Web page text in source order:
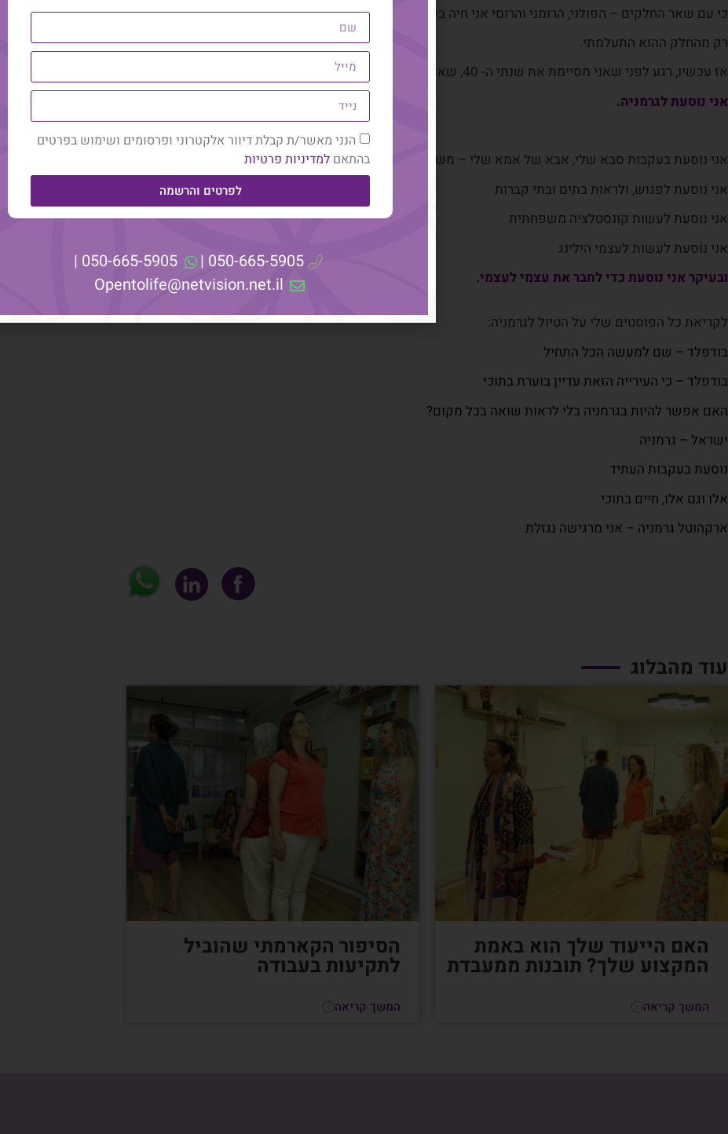
כי עם שאר החלקים – הפולני, הרומני והרוסי אני חיה בשלום כבר 40 שנה.
רק מהחלק ההוא התעלמתי.
אז עכשיו, רגע לפני שאני מסיימת את שנתי ה- 40, שאותה התחלתי בטיול רוחני לאנגליה
אני נוסעת לגרמניה.
אני נוסעת בעקבות סבא שלי, אבא של אמא שלי – משפחת פרויידנברג.
אני נוסעת לפגוש, ולראות בתים ובתי קברות
אני נוסעת לעשות קונסטלציה משפחתית
אני נוסעת לעשות לעצמי הילינג
ובעיקר אני נוסעת כדי לחבר את עצמי לעצמי.
לקריאת כל הפוסטים שלי על הטיול לגרמניה:
בודפלד – שם למעשה הכל התחיל
בודפלד – כי העירייה הזאת עדיין בוערת בתוכי
האם אפשר להיות בגרמניה בלי לראות שואה בכל מקום?
ישראל – גרמניה
נוסעת בעקבות העתיד
אלו וגם אלו, חיים בתוכי
ארקהוטל גרמניה – אני מרגישה נגזלת
עוד מהבלוג
האם הייעוד שלך הוא באמת
המקצוע שלך? תובנות ממעבדת
המשך קריאה
הסיפור הקארמתי שהוביל
לתקיעות בעבודה
המשך קריאה
הנני מאשר/ת קבלת דיוור אלקטרוני ופרסומים ושימוש בפרטים
בהתאםלמדיניות פרטיות
לפרטים והרשמה
050-665-5905 |
050-665-5905 |
Opentolife@netvision.net.il